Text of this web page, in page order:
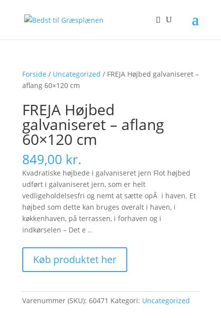
Forside / Uncategorized / FREJA Højbed galvaniseret –
aflang 60×120 cm
FREJA Højbed
galvaniseret – aflang
60×120 cm
849,00 kr.
Kvadratiske højbede i galvaniseret jern Flot højbed
udført i galvaniseret jern, som er helt
vedligeholdelsesfri og nemt at sætte opÂ i haven. Et
højbed som dette kan bruges overalt i haven, i
køkkenhaven, på terrassen, i forhaven og i
indkørselen – Det e ..
Køb produktet her
Varenummer (SKU): 60471 Kategori: Uncategorized